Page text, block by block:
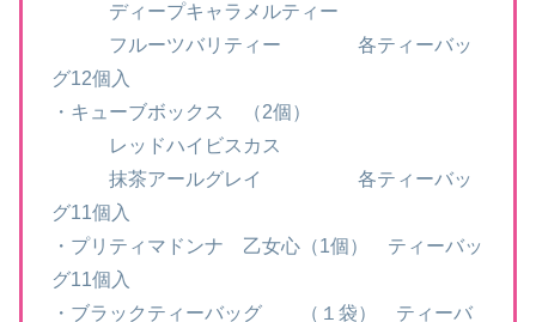
ディープキャラメルティー
フルーツバリティー 各ティーバッ
グ12個入
・キューブボックス （2個）
レッドハイビスカス
抹茶アールグレイ 各ティーバッ
グ11個入
・プリティマドンナ 乙女心（1個） ティーバッ
グ11個入
・ブラックティーバッグ （１袋） ティーバ